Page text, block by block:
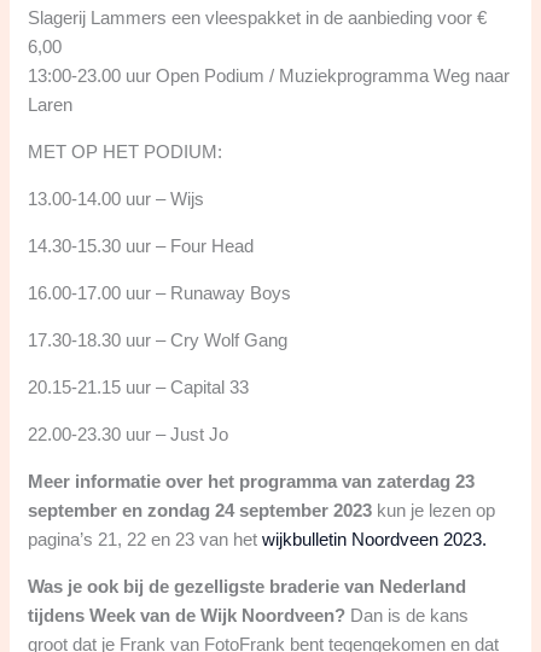
Slagerij Lammers een vleespakket in de aanbieding voor €
6,00
13:00-23.00 uur Open Podium / Muziekprogramma Weg naar
Laren
MET OP HET PODIUM:
13.00-14.00 uur – Wijs
14.30-15.30 uur – Four Head
16.00-17.00 uur – Runaway Boys
17.30-18.30 uur – Cry Wolf Gang
20.15-21.15 uur – Capital 33
22.00-23.30 uur – Just Jo
Meer informatie over het programma van zaterdag 23
september en zondag 24 september 2023 kun je lezen op
pagina’s 21, 22 en 23 van hetwijkbulletin Noordveen 2023.
Was je ook bij de gezelligste braderie van Nederland
tijdens Week van de Wijk Noordveen? Dan is de kans
groot dat je Frank van FotoFrank bent tegengekomen en dat